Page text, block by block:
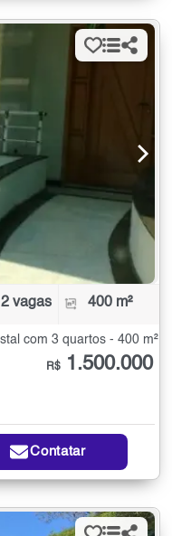
vagas 400 m²
com 3 quartos - 400 m²
R$ 1.500.000
Contatar